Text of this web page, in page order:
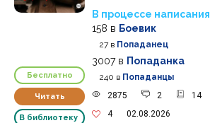
Бесплатно
Читать
В библиотеку
В процессе написания
158 в Боевик
27 в Попаданец
3007 в Попаданка
240 в Попаданцы
2875
2 14
4
02.08.2026